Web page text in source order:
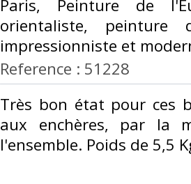
Paris, Peinture de
orientaliste, peinture
impressionniste et
Reference : 51228
‎Très bon état pour ces
aux enchères, par la
l'ensemble. Poids de 5,5